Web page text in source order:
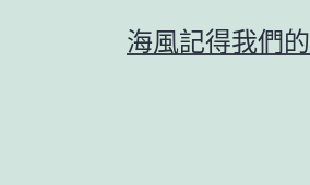
海風記得我們